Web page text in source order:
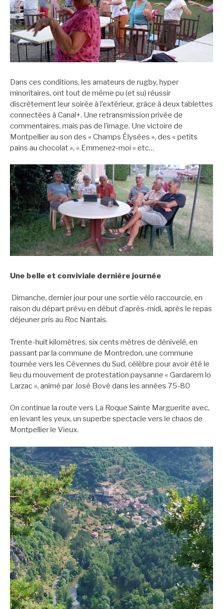
Dans ces conditions, les amateurs de rugby, hyper
minoritaires, ont tout de même pu (et su) réussir
discrètement leur soirée à l’extérieur, grâce à deux tablettes
connectées à Canal+. Une retransmission privée de
commentaires, mais pas de l’image. Une victoire de
Montpellier au son des « Champs Élysées », des « petits
pains au chocolat », « Emmenez-moi » etc…
Une belle et conviviale dernière journée
Dimanche, dernier jour pour une sortie vélo raccourcie, en
raison du départ prévu en début d’après-midi, après le repas
déjeuner pris au Roc Nantais.
Trente-huit kilomètres, six cents mètres de dénivelé, en
passant par la commune de Montredon, une commune
tournée vers les Cévennes du Sud, célèbre pour avoir été le
lieu du mouvement de protestation paysanne « Gardarem lo
Larzac », animé par José Bové dans les années 75-80
On continue la route vers La Roque Sainte Marguerite avec,
en levant les yeux, un superbe spectacle vers le chaos de
Montpellier le Vieux.